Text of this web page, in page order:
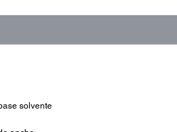
solvente